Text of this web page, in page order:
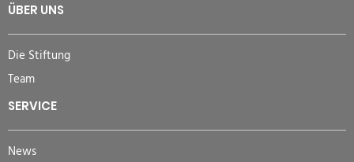
ÜBER UNS
Die Stiftung
Team
SERVICE
News